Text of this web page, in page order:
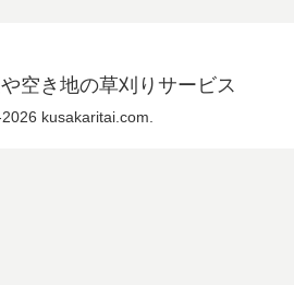
や空き地の草刈りサービス
kusakaritai.com.